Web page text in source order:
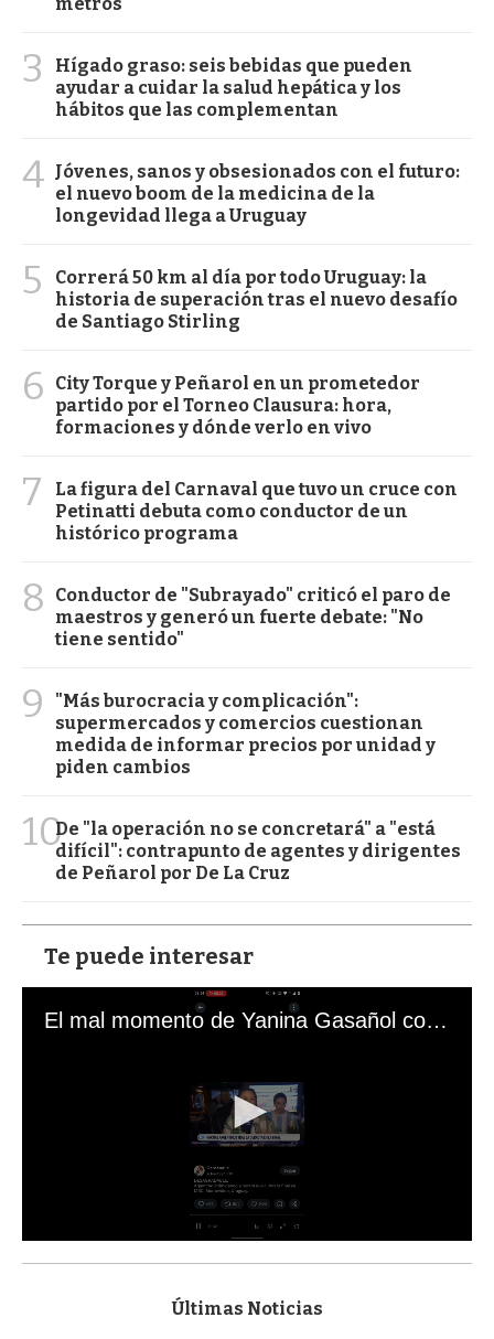
3
Hígado graso: seis bebidas que pueden
ayudar a cuidar la salud hepática y los
hábitos que las complementan
4 Jóvenes, sanos y obsesionados con el futuro:
el nuevo boom de la medicina de la
longevidad llega a Uruguay
5
Correrá 50 km al día por todo Uruguay: la
historia de superación tras el nuevo desafío
de Santiago Stirling
6
City Torque y Peñarol en un prometedor
partido por el Torneo Clausura: hora,
formaciones y dónde verlo en vivo
7
La figura del Carnaval que tuvo un cruce con
Petinatti debuta como conductor de un
histórico programa
8
Conductor de "Subrayado" criticó el paro de
maestros y generó un fuerte debate: "No
tiene sentido"
9
"Más burocracia y complicación":
supermercados y comercios cuestionan
medida de informar precios por unidad y
piden cambios
10De "la operación no se concretará" a "está
difícil": contrapunto de agentes y dirigentes
de Peñarol por De La Cruz
Te puede interesar
El mal momento de Yanina Gasañol con un hincha argentino en "Subrayado"
s
Últimas Noticias